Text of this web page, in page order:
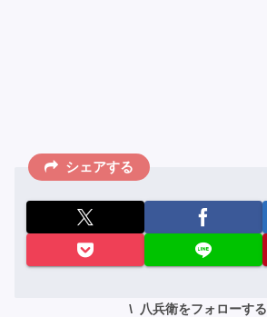
シェアする
八兵衛をフォローする